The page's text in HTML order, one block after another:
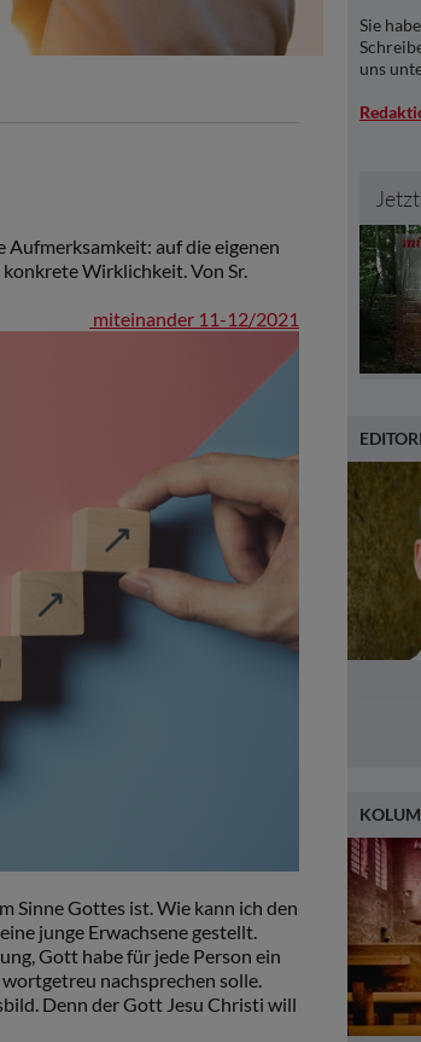
Sie
uns
auf die eigenen
Wirklichkeit. Von Sr.
miteinander 11-12/2021
Sinne Gottes ist. Wie kann ich den
junge Erwachsene gestellt.
Gott habe für jede Person ein
nachsprechen solle.
Denn der Gott Jesu Christi will